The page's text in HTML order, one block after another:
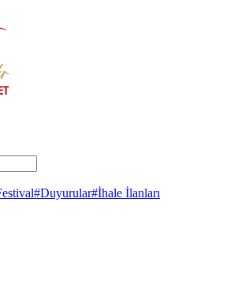
#Duyurular#İhale İlanları